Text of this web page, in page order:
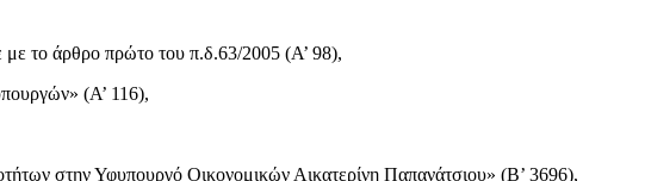
με το άρθρο πρώτο του π.δ.63/2005 (Α’ 98),
(Α’ 116),
στην Υφυπουργό Οικονομικών Αικατερίνη Παπανάτσιου» (Β’ 3696),